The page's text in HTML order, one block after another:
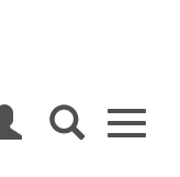
Toggle